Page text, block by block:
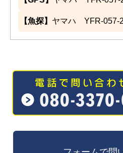
【魚探】 ヤマハ YFR-057-